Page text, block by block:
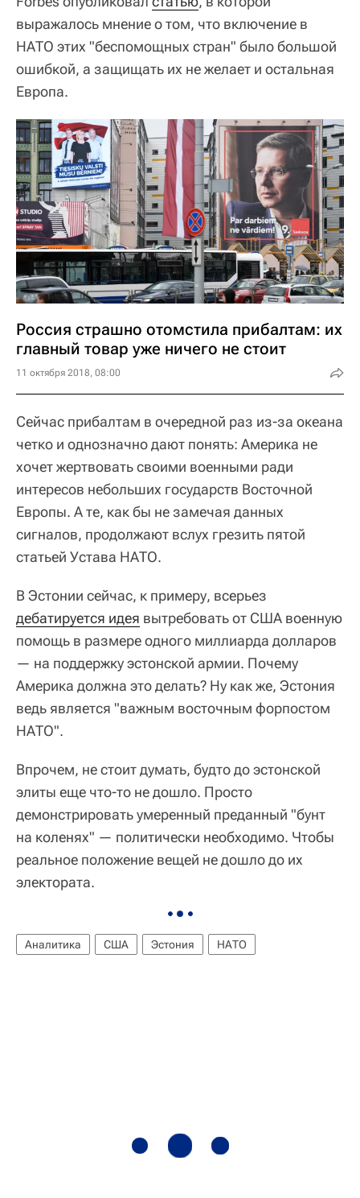
выражалось мнение о том, что включение в
НАТО этих "беспомощных стран" было большой
ошибкой, а защищать их не желает и остальная
Европа.
Россия страшно отомстила прибалтам: их
главный товар уже ничего не стоит
11 октября 2018, 08:00
Сейчас прибалтам в очередной раз из-за океана
четко и однозначно дают понять: Америка не
хочет жертвовать своими военными ради
интересов небольших государств Восточной
Европы. А те, как бы не замечая данных
сигналов, продолжают вслух грезить пятой
статьей Устава НАТО.
В Эстонии сейчас, к примеру, всерьез
дебатируется идея вытребовать от США военную
помощь в размере одного миллиарда долларов
— на поддержку эстонской армии. Почему
Америка должна это делать? Ну как же, Эстония
ведь является "важным восточным форпостом
НАТО".
Впрочем, не стоит думать, будто до эстонской
элиты еще что-то не дошло. Просто
демонстрировать умеренный преданный "бунт
на коленях" — политически необходимо. Чтобы
реальное положение вещей не дошло до их
электората.
Аналитика США Эстония НАТО